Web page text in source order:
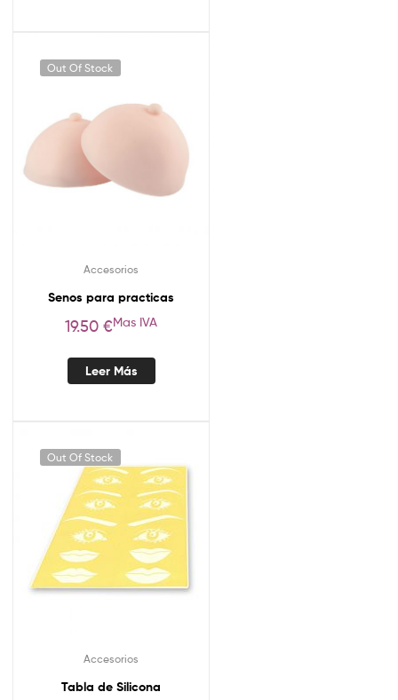
Out Of Stock
Accesorios
Senos para practicas
19.50 €Mas IVA
Leer Más
Out Of Stock
Accesorios
Tabla de Silicona